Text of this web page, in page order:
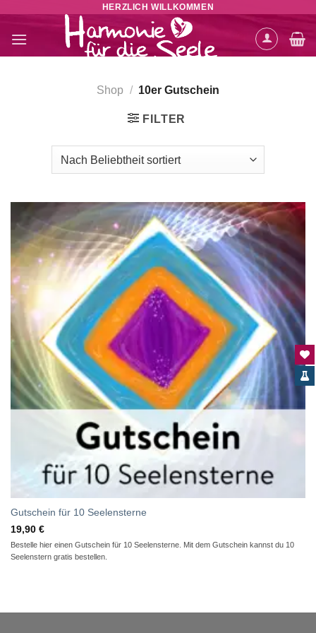
springen
HERZLICH WILLKOMMEN
Shop / 10er Gutschein
FILTER
Gutschein für 10 Seelensterne
19,90 €
Bestelle hier einen Gutschein für 10 Seelensterne. Mit dem Gutschein kannst du 10
Seelenstern gratis bestellen.